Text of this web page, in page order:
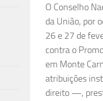
O Conselho
da União, por
26 e 27 de
contra o
em Monte
atribuições
direito —,